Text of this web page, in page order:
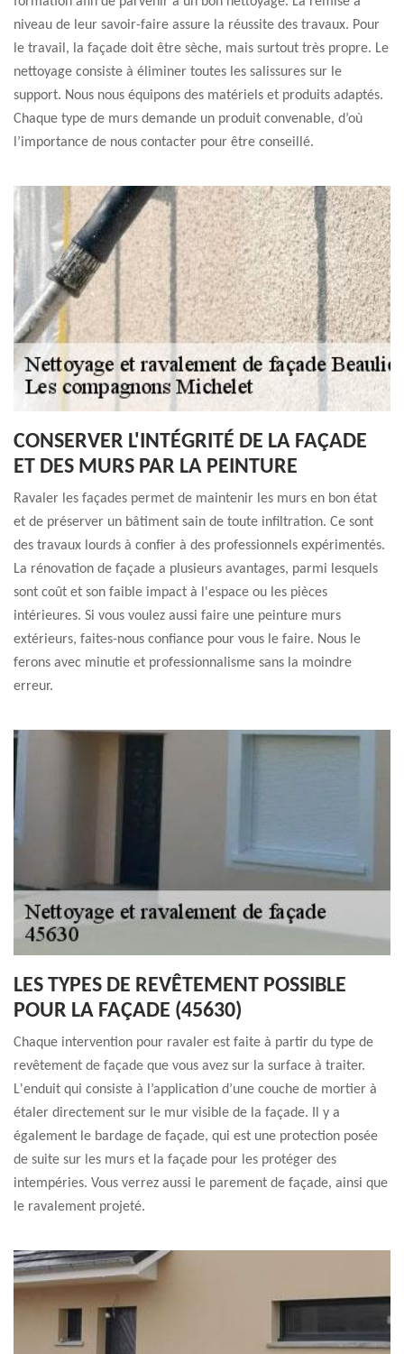
niveau de leur savoir-faire assure la réussite des travaux. Pour
le travail, la façade doit être sèche, mais surtout très propre. Le
nettoyage consiste à éliminer toutes les salissures sur le
support. Nous nous équipons des matériels et produits adaptés.
Chaque type de murs demande un produit convenable, d’où
l’importance de nous contacter pour être conseillé.
CONSERVER L'INTÉGRITÉ DE LA FAÇADE
ET DES MURS PAR LA PEINTURE
Ravaler les façades permet de maintenir les murs en bon état
et de préserver un bâtiment sain de toute infiltration. Ce sont
des travaux lourds à confier à des professionnels expérimentés.
La rénovation de façade a plusieurs avantages, parmi lesquels
sont coût et son faible impact à l'espace ou les pièces
intérieures. Si vous voulez aussi faire une peinture murs
extérieurs, faites-nous confiance pour vous le faire. Nous le
ferons avec minutie et professionnalisme sans la moindre
erreur.
LES TYPES DE REVÊTEMENT POSSIBLE
POUR LA FAÇADE (45630)
Chaque intervention pour ravaler est faite à partir du type de
revêtement de façade que vous avez sur la surface à traiter.
L'enduit qui consiste à l’application d’une couche de mortier à
étaler directement sur le mur visible de la façade. Il y a
également le bardage de façade, qui est une protection posée
de suite sur les murs et la façade pour les protéger des
intempéries. Vous verrez aussi le parement de façade, ainsi que
le ravalement projeté.